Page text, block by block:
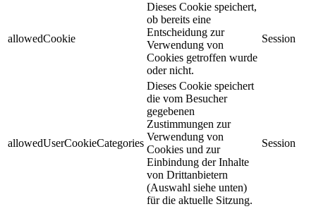
allowedCookie
Dieses Cookie speichert,
ob bereits eine
Entscheidung zur
Verwendung von
Cookies getroffen wurde
oder nicht.
Session
allowedUserCookieCategories
Dieses Cookie speichert
die vom Besucher
gegebenen
Zustimmungen zur
Verwendung von
Cookies und zur
Einbindung der Inhalte
von Drittanbietern
(Auswahl siehe unten)
für die aktuelle Sitzung.
Session